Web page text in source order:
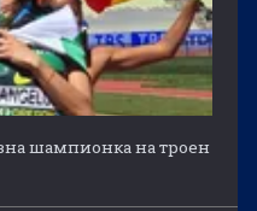
шампионка на троен